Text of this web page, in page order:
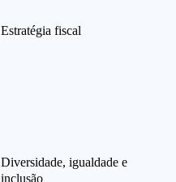
Estratégia fiscal
Diversidade, igualdade e
inclusão